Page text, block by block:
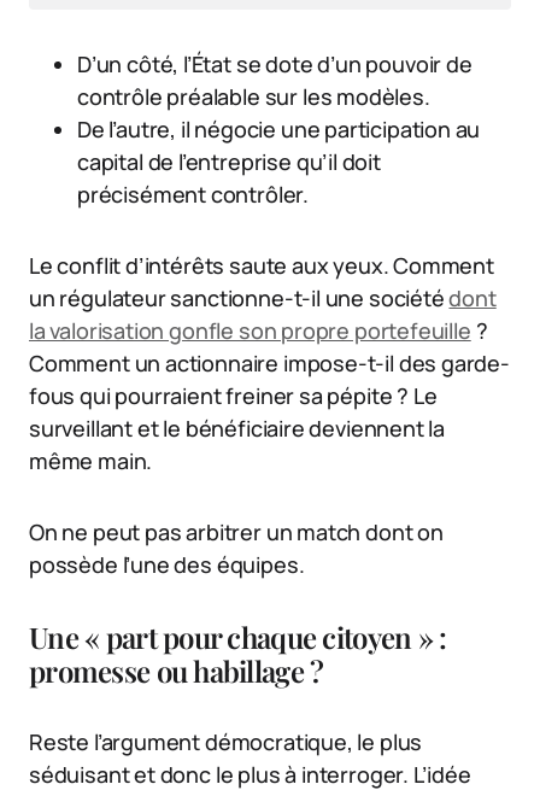
D’un côté, l’État se dote d’un pouvoir de
contrôle préalable sur les modèles.
De l’autre, il négocie une participation au
capital de l’entreprise qu’il doit
précisément contrôler.
Le conflit d’intérêts saute aux yeux. Comment
un régulateur sanctionne-t-il une sociétédont
la valorisation gonfle son propre portefeuille ?
Comment un actionnaire impose-t-il des garde-
fous qui pourraient freiner sa pépite ? Le
surveillant et le bénéficiaire deviennent la
même main.
On ne peut pas arbitrer un match dont on
possède l’une des équipes.
Une « part pour chaque citoyen » :
promesse ou habillage ?
Reste l’argument démocratique, le plus
séduisant et donc le plus à interroger. L’idée